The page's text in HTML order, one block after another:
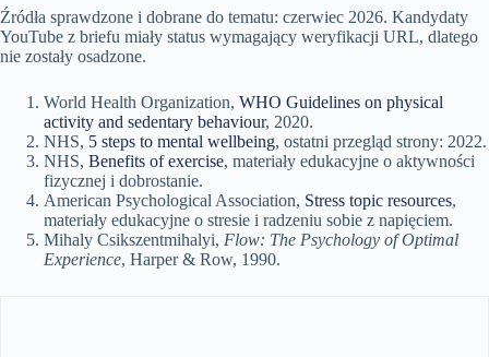
Źródła sprawdzone i dobrane do tematu: czerwiec 2026. Kandydaty
YouTube z briefu miały status wymagający weryfikacji URL, dlatego
nie zostały osadzone.
World Health Organization, WHO Guidelines on physical
activity and sedentary behaviour, 2020.
NHS, 5 steps to mental wellbeing, ostatni przegląd strony: 2022.
NHS, Benefits of exercise, materiały edukacyjne o aktywności
fizycznej i dobrostanie.
American Psychological Association, Stress topic resources,
materiały edukacyjne o stresie i radzeniu sobie z napięciem.
Mihaly Csikszentmihalyi, Flow: The Psychology of Optimal
Experience, Harper & Row, 1990.